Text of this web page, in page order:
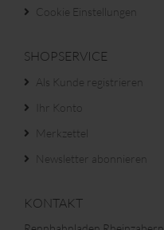
Cookie Einstellungen
SHOPSERVICE
Als Kunde registrieren
Ihr Konto
Merkzettel
Newsletter abonnieren
KONTAKT